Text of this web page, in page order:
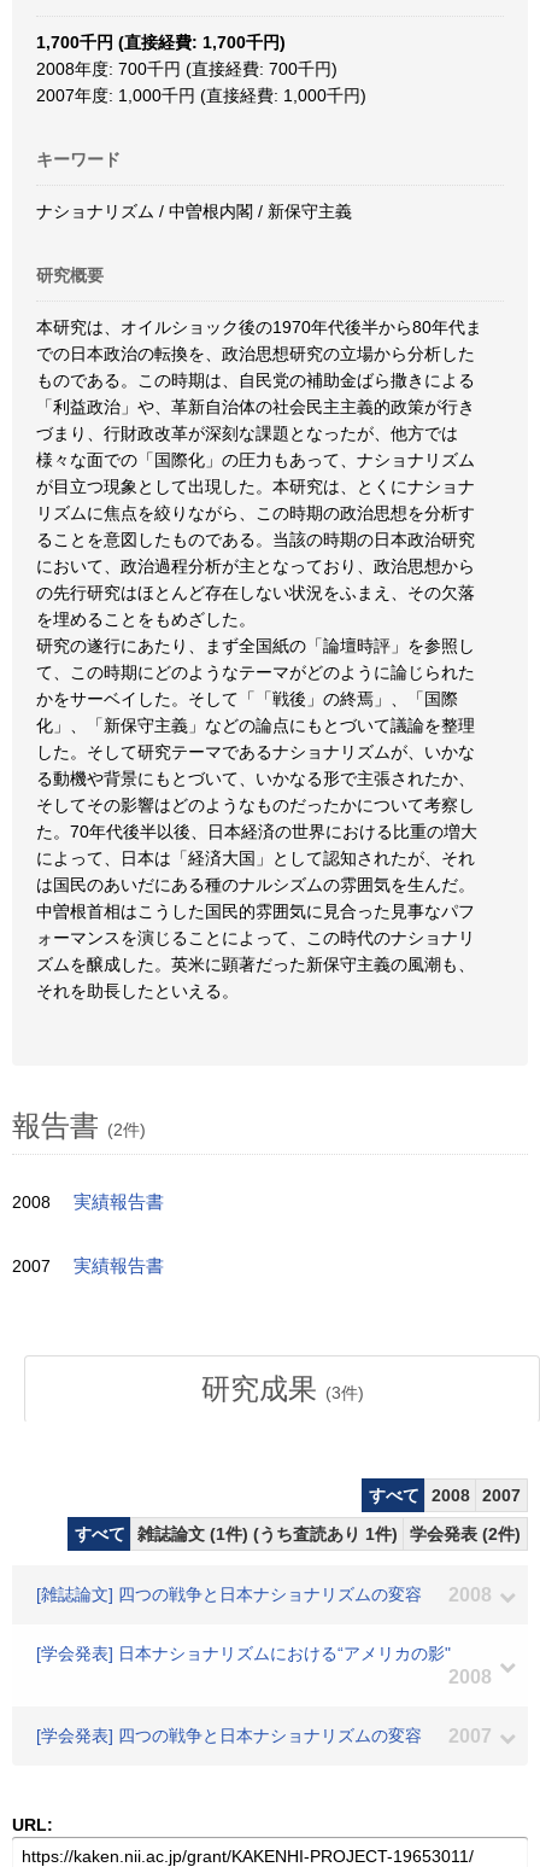
1,700千円 (直接経費: 1,700千円)
2008年度: 700千円 (直接経費: 700千円)
2007年度: 1,000千円 (直接経費: 1,000千円)
キーワード
ナショナリズム / 中曽根内閣 / 新保守主義
研究概要
本研究は、オイルショック後の1970年代後半から80年代ま
での日本政治の転換を、政治思想研究の立場から分析した
ものである。この時期は、自民党の補助金ばら撒きによる
「利益政治」や、革新自治体の社会民主主義的政策が行き
づまり、行財政改革が深刻な課題となったが、他方では
様々な面での「国際化」の圧力もあって、ナショナリズム
が目立つ現象として出現した。本研究は、とくにナショナ
リズムに焦点を絞りながら、この時期の政治思想を分析す
ることを意図したものである。当該の時期の日本政治研究
において、政治過程分析が主となっており、政治思想から
の先行研究はほとんど存在しない状況をふまえ、その欠落
を埋めることをもめざした。
研究の遂行にあたり、まず全国紙の「論壇時評」を参照し
て、この時期にどのようなテーマがどのように論じられた
かをサーベイした。そして「「戦後」の終焉」、「国際
化」、「新保守主義」などの論点にもとづいて議論を整理
した。そして研究テーマであるナショナリズムが、いかな
る動機や背景にもとづいて、いかなる形で主張されたか、
そしてその影響はどのようなものだったかについて考察し
た。70年代後半以後、日本経済の世界における比重の増大
によって、日本は「経済大国」として認知されたが、それ
は国民のあいだにある種のナルシズムの雰囲気を生んだ。
中曽根首相はこうした国民的雰囲気に見合った見事なパフ
ォーマンスを演じることによって、この時代のナショナリ
ズムを醸成した。英米に顕著だった新保守主義の風潮も、
それを助長したといえる。
報告書 (2件)
2008 実績報告書
2007 実績報告書
研究成果 (3件)
すべて 2008
2007
すべて
雑誌論文 (1件) (うち査読あり 1件) 学会発表 (2件)
[雑誌論文] 四つの戦争と日本ナショナリズムの変容 2008
[学会発表] 日本ナショナリズムにおける“アメリカの影"
2008
[学会発表] 四つの戦争と日本ナショナリズムの変容 2007
URL: